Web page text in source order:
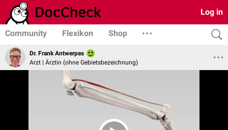
Log in
Community Flexikon Shop
Dr. Frank Antwerpes
Arzt | Ärztin (ohne Gebietsbezeichnung)